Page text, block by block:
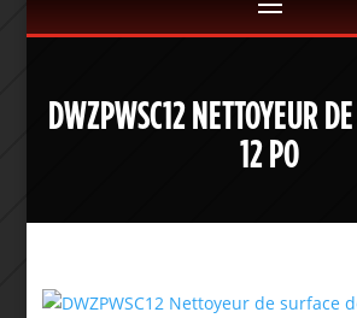
DWZPWSC12 NETTOYEUR
12 PO